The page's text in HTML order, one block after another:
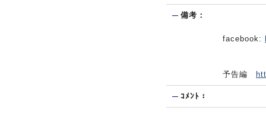
備考：
facebook:
予告編
ｺﾒﾝﾄ：